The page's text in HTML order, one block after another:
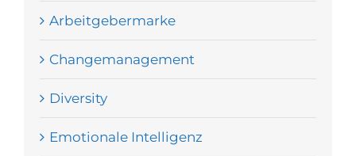
Arbeitgebermarke
Changemanagement
Diversity
Emotionale Intelligenz